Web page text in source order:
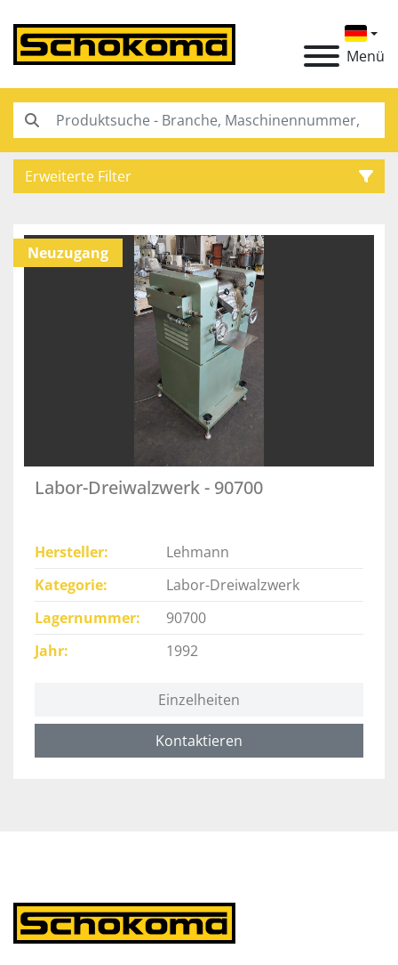
Menü
Erweiterte Filter
Neuzugang
Labor-Dreiwalzwerk - 90700
Hersteller
Lehmann
Kategorie
Labor-Dreiwalzwerk
Lagernummer
90700
Jahr
1992
Einzelheiten
Kontaktieren